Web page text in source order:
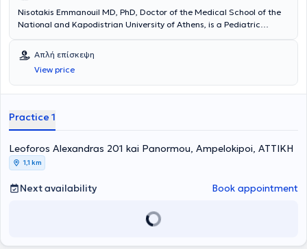
Nisotakis Emmanouil MD, PhD, Doctor of the Medical School of the
National and Kapodistrian University of Athens, is a Pediatric
He specialized in Otolaryngology at the General Hospital of Athens
"Hippokration" and in Pediatric Otolaryngology at the General
Children's Hospital of Penteli. He has also received specialized
training in Plastic Surgery at the Naval Hospital of Athens and in
Hospital in the United Kingdom and has participated in numerous
continuous professional development in his field. Finally, his practice
offers services covering the full spectrum of his specialty.
Απλή επίσκεψη
View price
Practice 1
Leoforos Alexandras 201 kai Panormou, Ampelokipoi, ΑΤΤΙΚΗ
1,1 km
Next availability Book appointment